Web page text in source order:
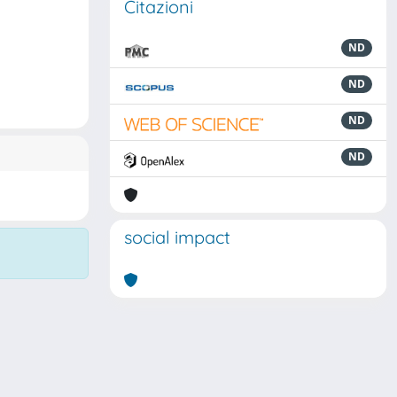
Citazioni
ND
ND
ND
ND
social impact